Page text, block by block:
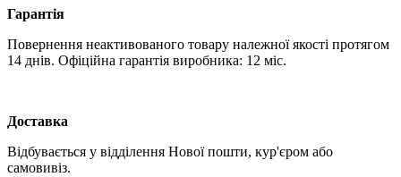
Гарантія
Повернення неактивованого товару належної якості протягом
14 днів. Офіційна гарантія виробника: 12 міс.
Доставка
Відбувається у відділення Нової пошти, кур'єром або
самовивіз.